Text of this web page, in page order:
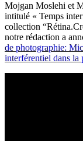
Mojgan Moslehi et
intitulé « Temps
collection
notre rédaction a
de photographie:
interférentiel dans la